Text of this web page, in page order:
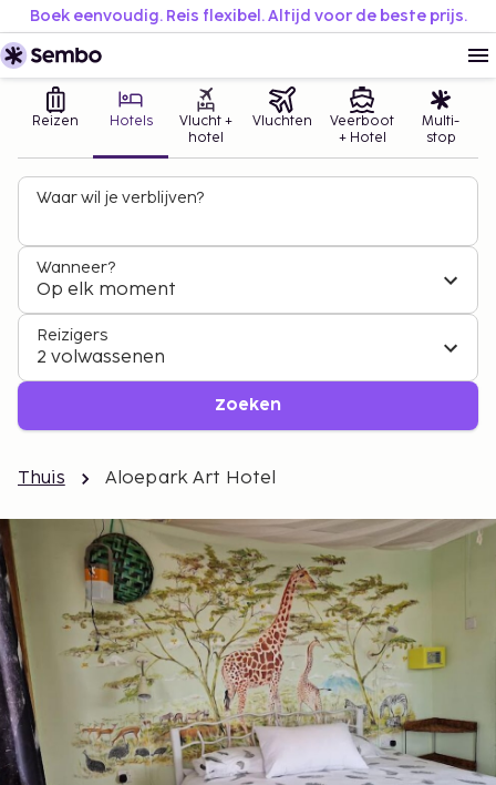
Boek eenvoudig. Reis flexibel. Altijd voor de beste prijs.
Reizen Hotels
Vlucht +
hotel
Vluchten
Veerboot
+ Hotel
Multi-
stop
Waar wil je verblijven?
Wanneer?
Op elk moment
Reizigers
2 volwassenen
Zoeken
Thuis Aloepark Art Hotel